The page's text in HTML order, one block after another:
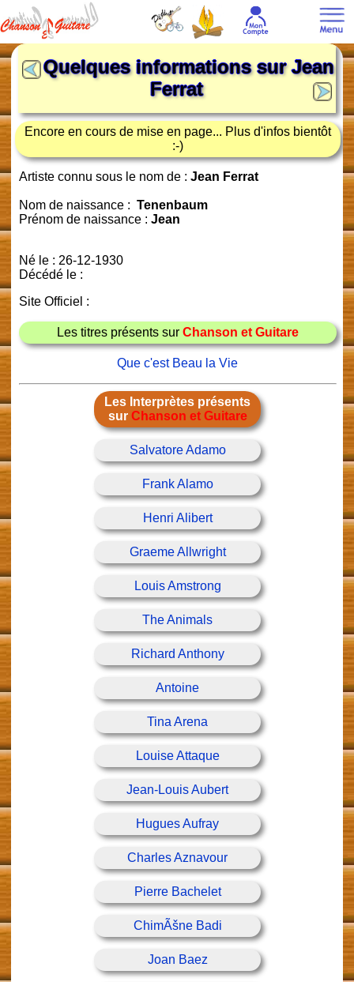
Quelques informations surJean
Ferrat
Encore en cours de mise en page... Plus d'infos bientôt
:-)
Artiste connu sous le nom de : Jean Ferrat
Nom de naissance : Tenenbaum
Prénom de naissance : Jean
Né le : 26-12-1930
Décédé le :
Site Officiel :
Les titres présents sur Chanson et Guitare
Que c'est Beau la Vie
Les Interprètes présents
sur Chanson et Guitare
Salvatore Adamo
Frank Alamo
Henri Alibert
Graeme Allwright
Louis Amstrong
The Animals
Richard Anthony
Antoine
Tina Arena
Louise Attaque
Jean-Louis Aubert
Hugues Aufray
Charles Aznavour
Pierre Bachelet
ChimÃšne Badi
Joan Baez